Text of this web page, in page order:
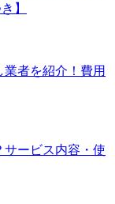
】
者を紹介！費用
サービス内容・使